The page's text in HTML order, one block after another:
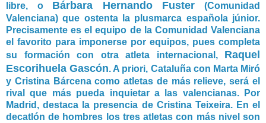
libre, o Bárbara Hernando Fuster (Comunidad
Valenciana) que ostenta la plusmarca española júnior.
Precisamente es el equipo de la Comunidad Valenciana
el favorito para imponerse por equipos, pues completa
su formación con otra atleta internacional, Raquel
Escorihuela Gascón. A priori, Cataluña con Marta Miró
y Cristina Bárcena como atletas de más relieve, será el
rival que más pueda inquietar a las valencianas. Por
Madrid, destaca la presencia de Cristina Teixeira. En el
decatlón de hombres los tres atletas con más nivel son